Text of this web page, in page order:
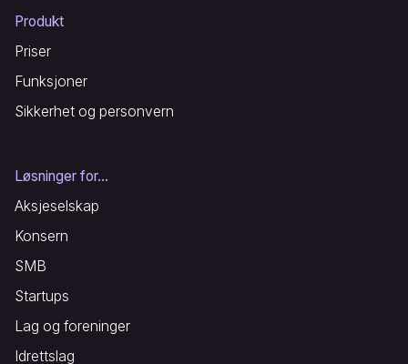
Produkt
Priser
Funksjoner
Sikkerhet og personvern
Løsninger for...
Aksjeselskap
Konsern
SMB
Startups
Lag og foreninger
Idrettslag